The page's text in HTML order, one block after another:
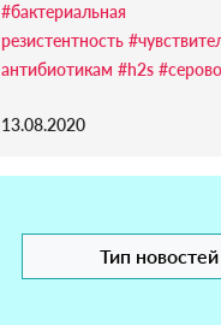
#бактериальная
резистентность
антибиотикам #h2s
13.08.2020
Тип новостей